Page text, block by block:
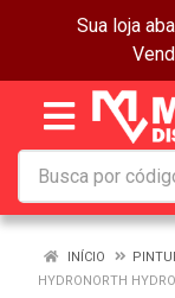
Sua loja
INÍCIO
HYDRONORTH